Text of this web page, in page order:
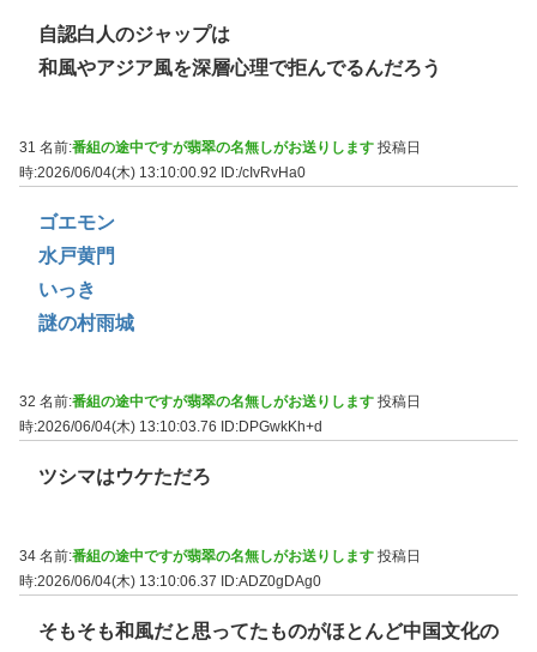
自認白人のジャップは
和風やアジア風を深層心理で拒んでるんだろう
31 名前:番組の途中ですが翡翠の名無しがお送りします 投稿日
時:2026/06/04(木) 13:10:00.92 ID:/cIvRvHa0
ゴエモン
水戸黄門
いっき
謎の村雨城
32 名前:番組の途中ですが翡翠の名無しがお送りします 投稿日
時:2026/06/04(木) 13:10:03.76
ID:DPGwkKh+d
ツシマはウケただろ
34 名前:番組の途中ですが翡翠の名無しがお送りします 投稿日
時:2026/06/04(木) 13:10:06.37
ID:ADZ0gDAg0
そもそも和風だと思ってたものがほとんど中国文化の